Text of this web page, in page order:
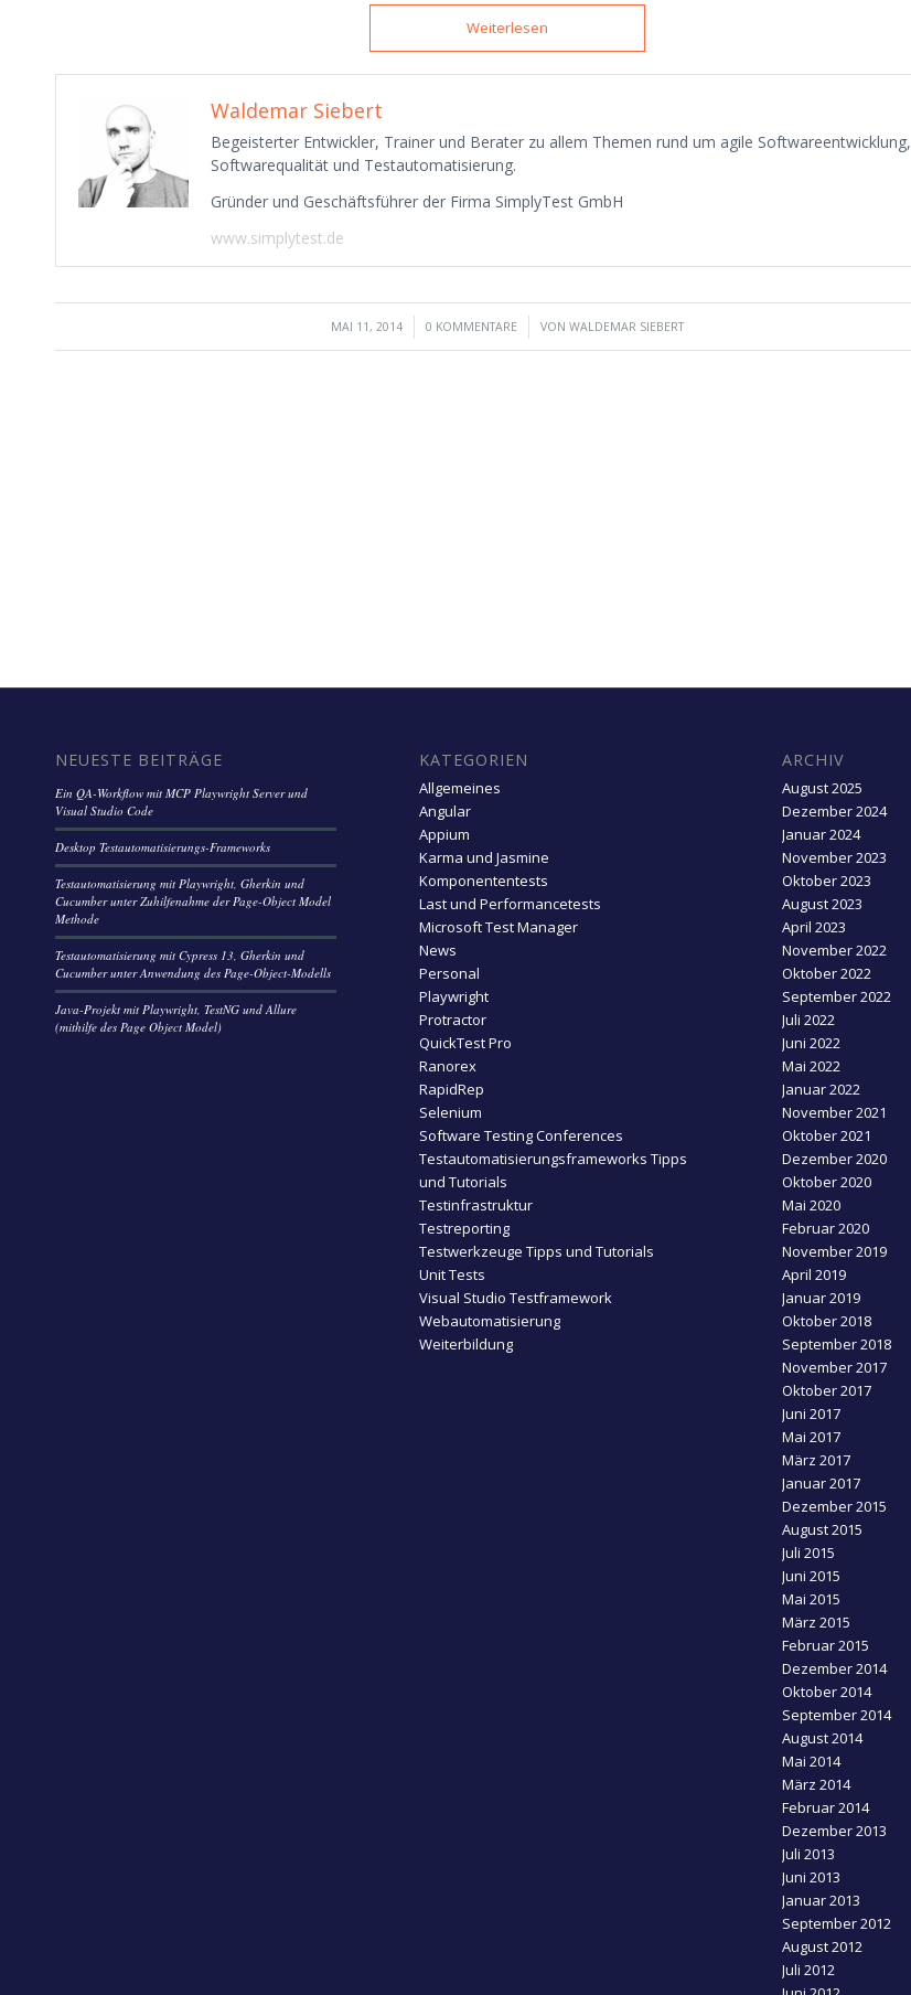
Weiterlesen
Waldemar Siebert
Begeisterter Entwickler, Trainer und Berater zu allem Themen rund um agile Softwareentwicklung,
Softwarequalität und Testautomatisierung.
Gründer und Geschäftsführer der Firma SimplyTest GmbH
www.simplytest.de
MAI 11, 2014
/ 0 KOMMENTARE
/ VONWALDEMAR SIEBERT
NEUESTE BEITRÄGE
Ein QA-Workflow mit MCP Playwright Server und
Visual Studio Code
Desktop Testautomatisierungs-Frameworks
Testautomatisierung mit Playwright, Gherkin und
Cucumber unter Zuhilfenahme der Page-Object Model
Methode
Testautomatisierung mit Cypress 13, Gherkin und
Cucumber unter Anwendung des Page-Object-Modells
Java-Projekt mit Playwright, TestNG und Allure
(mithilfe des Page Object Model)
KATEGORIEN
Allgemeines
Angular
Appium
Karma und Jasmine
Komponententests
Last und Performancetests
Microsoft Test Manager
News
Personal
Playwright
Protractor
QuickTest Pro
Ranorex
RapidRep
Selenium
Software Testing Conferences
Testautomatisierungsframeworks Tipps
und Tutorials
Testinfrastruktur
Testreporting
Testwerkzeuge Tipps und Tutorials
Unit Tests
Visual Studio Testframework
Webautomatisierung
Weiterbildung
ARCHIV
August 2025
Dezember 2024
Januar 2024
November 2023
Oktober 2023
August 2023
April 2023
November 2022
Oktober 2022
September 2022
Juli 2022
Juni 2022
Mai 2022
Januar 2022
November 2021
Oktober 2021
Dezember 2020
Oktober 2020
Mai 2020
Februar 2020
November 2019
April 2019
Januar 2019
Oktober 2018
September 2018
November 2017
Oktober 2017
Juni 2017
Mai 2017
März 2017
Januar 2017
Dezember 2015
August 2015
Juli 2015
Juni 2015
Mai 2015
März 2015
Februar 2015
Dezember 2014
Oktober 2014
September 2014
August 2014
Mai 2014
März 2014
Februar 2014
Dezember 2013
Juli 2013
Juni 2013
Januar 2013
September 2012
August 2012
Juli 2012